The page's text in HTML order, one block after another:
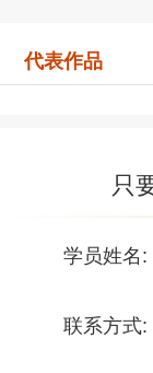
代表作品
只
学员姓名:
联系方式: